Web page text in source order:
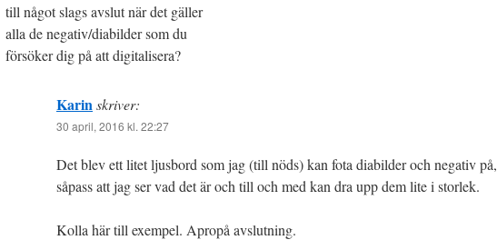
till något slags avslut när det gäller
alla de negativ/diabilder som du
försöker dig på att digitalisera?
Karinskriver:
30 april, 2016 kl. 22:27
Det blev ett litet ljusbord som jag (till nöds) kan fota diabilder och negativ på,
såpass att jag ser vad det är och till och med kan dra upp dem lite i storlek.
Kolla här till exempel. Apropå avslutning.